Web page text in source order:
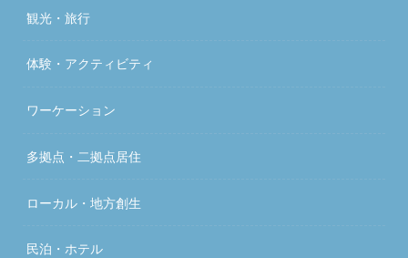
観光・旅行
体験・アクティビティ
ワーケーション
多拠点・二拠点居住
ローカル・地方創生
民泊・ホテル